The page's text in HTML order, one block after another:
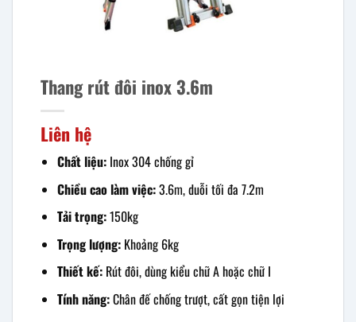
Thang rút đôi inox 3.6m
Liên hệ
Chất liệu:Inox 304 chống gỉ
Chiều cao làm việc:3.6m, duỗi tối đa 7.2m
Tải trọng:150kg
Trọng lượng:Khoảng 6kg
Thiết kế:Rút đôi, dùng kiểu chữ A hoặc chữ I
Tính năng:Chân đế chống trượt, cất gọn tiện lợi